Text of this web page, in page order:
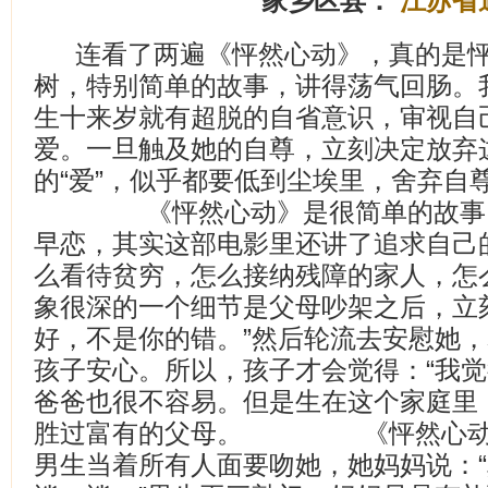
连看了两遍《怦然心动》，真的是
树，特别简单的故事，讲得荡气回肠
生十来岁就有超脱的自省意识，审视
爱。一旦触及她的自尊，立刻决定放
的“爱”，似乎都要低到尘埃里，舍弃自
《怦然心动》是很简单的故事，
早恋，其实这部电影里还讲了追求自
么看待贫穷，怎么接纳残障的家人，
象很深的一个细节是父母吵架之后，立
好，不是你的错。”然后轮流去安慰她
孩子安心。所以，孩子才会觉得：“我
爸爸也很不容易。但是生在这个家庭里
胜过富有的父母。 《怦然心动》
男生当着所有人面要吻她，她妈妈说：